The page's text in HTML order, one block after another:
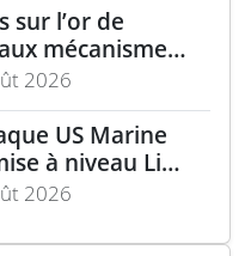
sur l’or de
mécanismes
2026
US Marine
à niveau Link
2026